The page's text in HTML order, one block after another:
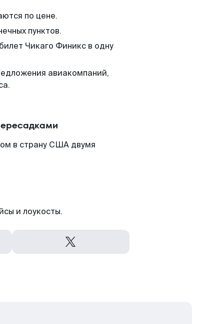
по цене.
пунктов.
Чикаго Финикс в одну
авиакомпаний,
в страну США двумя
и лоукосты.